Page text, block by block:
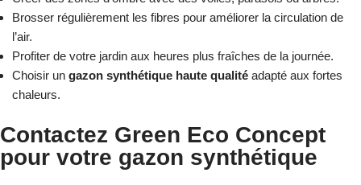
Brosser régulièrement les fibres pour améliorer la circulation de
l’air.
Profiter de votre jardin aux heures plus fraîches de la journée.
Choisir un gazon synthétique haute qualité adapté aux fortes
chaleurs.
Contactez Green Eco Concept
pour votre gazon synthétique